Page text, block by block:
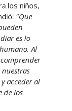
los niños,
"Que
es lo
Al
acceder al
de los